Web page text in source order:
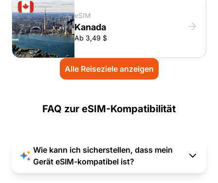
eSIM
Kanada
Ab 3,49 $
Alle Reiseziele anzeigen
FAQ zur eSIM-Kompatibilität
Wie kann ich sicherstellen, dass mein
Gerät eSIM-kompatibel ist?